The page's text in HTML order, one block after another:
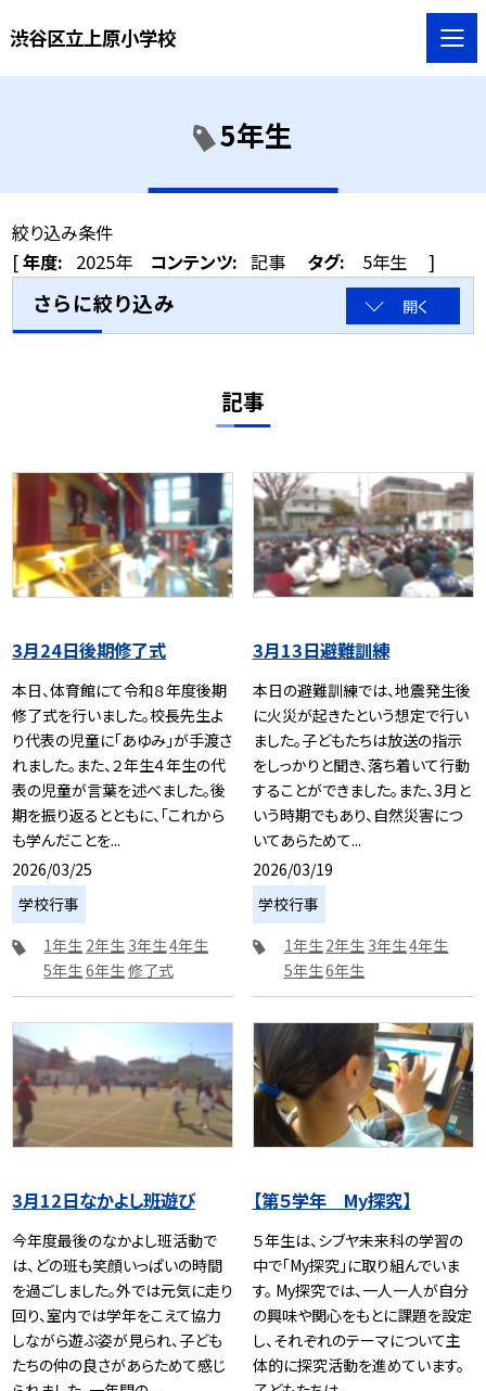
渋谷区立上原小学校
5年生
絞り込み条件
[年度: 2025年 コンテンツ: 記事 タグ: 5年生 ]
さらに絞り込み 開く
記事
3月24日後期修了式
本日、体育館にて令和８年度後期
修了式を行いました。校長先生よ
り代表の児童に「あゆみ」が手渡さ
れました。また、２年生４年生の代
表の児童が言葉を述べました。後
期を振り返るとともに、「これから
も学んだことを...
2026/03/25
学校行事
1年生 2年生 3年生4年生
5年生6年生修了式
3月13日避難訓練
本日の避難訓練では、地震発生後
に火災が起きたという想定で行い
ました。子どもたちは放送の指示
をしっかりと聞き、落ち着いて行動
することができました。また、3月と
いう時期でもあり、自然災害につ
いてあらためて...
2026/03/19
学校行事
1年生2年生 3年生4年生
5年生6年生
3月12日なかよし班遊び
今年度最後のなかよし班活動で
は、どの班も笑顔いっぱいの時間
を過ごしました。外では元気に走り
回り、室内では学年をこえて協力
しながら遊ぶ姿が見られ、子ども
たちの仲の良さがあらためて感じ
【第５学年 My探究】
５年生は、シブヤ未来科の学習の
中で「My探究」に取り組んでいま
す。 My探究では、一人一人が自分
の興味や関心をもとに課題を設定
し、それぞれのテーマについて主
体的に探究活動を進めています。